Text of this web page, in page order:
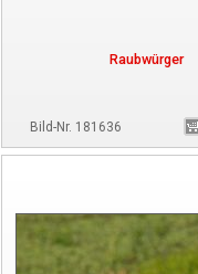
Raubwürger
Bild-Nr. 181636